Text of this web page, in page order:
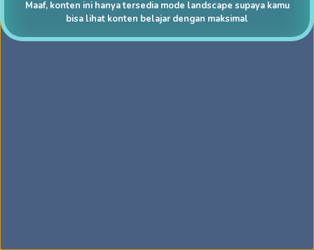
Maaf, konten ini hanya tersedia mode landscape supaya kamu
bisa lihat konten belajar dengan maksimal